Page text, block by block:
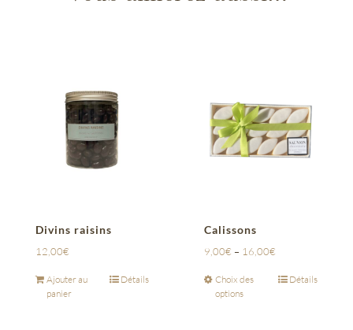
Divins raisins
12,00€
Ajouter au
panier
Détails
Calissons
9,00€ – 16,00€
Choix des
options
Détails